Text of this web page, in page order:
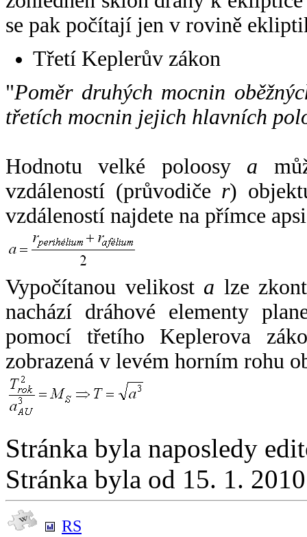
se pak počítají jen v rovině
Třetí Keplerův zákon
"Poměr druhých mocnin
třetích mocnin jejich hlavních
Hodnotu velké poloosy a
vzdáleností (průvodiče r)
vzdáleností najdete na přímce
Vypočítanou velikost a lze
nachází dráhové elementy
pomocí třetího Keplerova
zobrazená v levém horním rohu
Stránka byla naposledy
Stránka byla od 15. 1.
RS